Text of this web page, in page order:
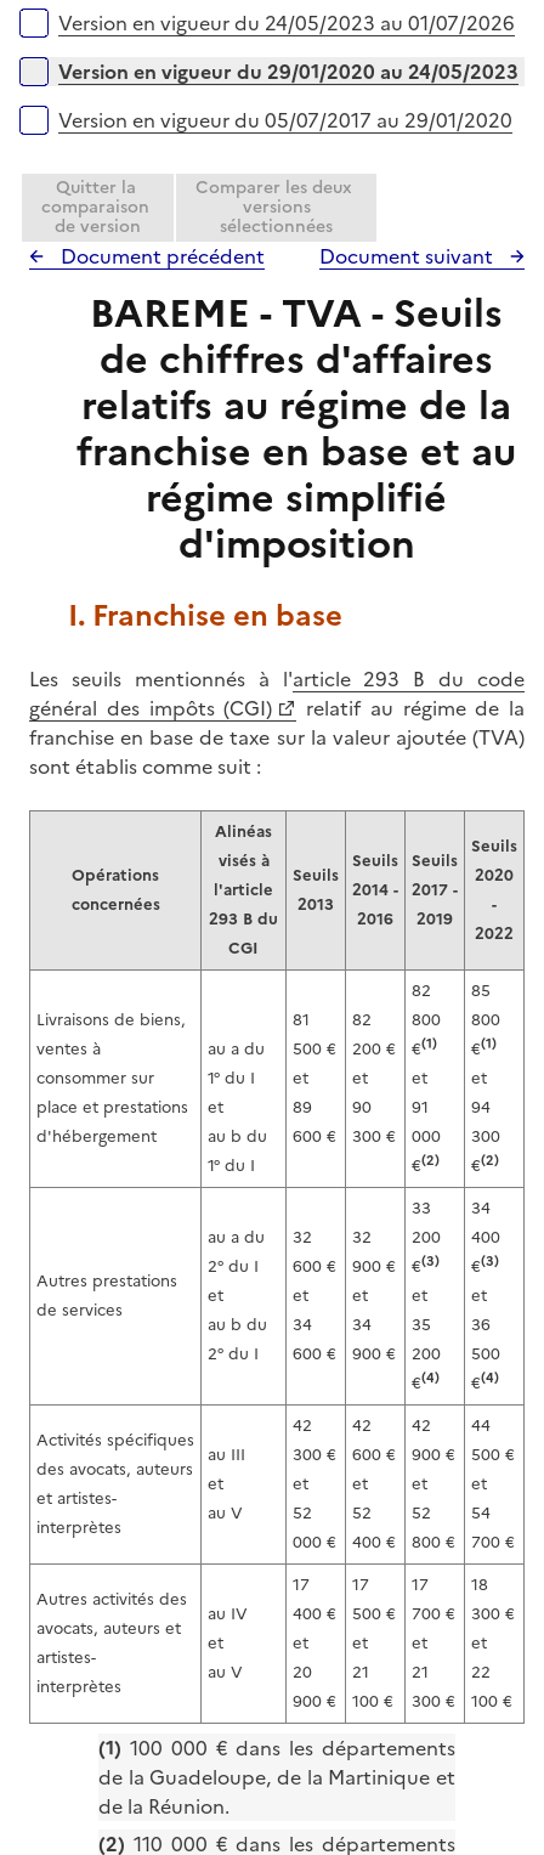
e
e
Version en vigueur du 24/05/2023 au 01/07/2026
Version en vigueur du 29/01/2020 au 24/05/2023
Version en vigueur du 05/07/2017 au 29/01/2020
Quitter la
comparaison
de version
Comparer les deux
versions
sélectionnées
Document précédent Document suivant
BAREME - TVA - Seuils
de chiffres d'affaires
relatifs au régime de la
franchise en base et au
régime simplifié
d'imposition
I. Franchise en base
Les seuils mentionnés à l'article 293 B du code
général des impôts (CGI)
relatif au régime de la
franchise en base de taxe sur la valeur ajoutée (TVA)
sont établis comme suit :
Opérations
concernées
Alinéas
visés à
l'article
293 B du
CGI
Seuils
2013
Seuils
2014 -
2016
Seuils
2017 -
2019
Seuils
2020
-
2022
Livraisons de biens,
ventes à
consommer sur
place et prestations
d'hébergement
au a du
1° du I
et
au b du
1° du I
81
500 €
et
89
600 €
82
200 €
et
90
300 €
82
800
€(1)
et
91
000
€(2)
85
800
€(1)
et
94
300
€(2)
Autres prestations
de services
au a du
2° du I
et
au b du
2° du I
32
600 €
et
34
600 €
32
900 €
et
34
900 €
33
200
€(3)
et
35
200
€(4)
34
400
€(3)
et
36
500
€(4)
Activités spécifiques
des avocats, auteurs
et artistes-
interprètes
au III
et
au V
42
300 €
et
52
000 €
42
600 €
et
52
400 €
42
900 €
et
52
800 €
44
500 €
et
54
700 €
Autres activités des
avocats, auteurs et
artistes-
interprètes
au IV
et
au V
17
400 €
et
20
900 €
17
500 €
et
21
100 €
17
700 €
et
21
300 €
18
300 €
et
22
100 €
(1) 100 000 € dans les départements
de la Guadeloupe, de la Martinique et
de la Réunion.
(2) 110 000 € dans les départements